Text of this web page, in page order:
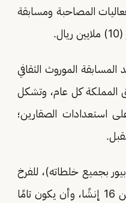
المصاحبة ومسابقة
الموروث الثقافي
المملكة كل عام، وتشكل
استعدادات الصقارين؛
بجميع خلطاته)، للفرخ
والقرناس، شريطة ألا يقل عرض الصقر الشاهين عن 15 إنشًا، وألا يقل عرض الحر عن 16 إنشًا، وأن يكون تامًا